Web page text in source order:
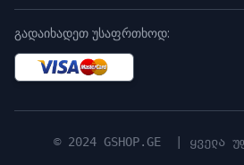
გადაიხადეთ უსაფრთხოდ:
© 2024 GSHOP.GE | ყველა